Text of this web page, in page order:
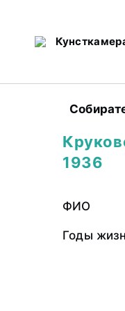
1936
ФИО
Годы